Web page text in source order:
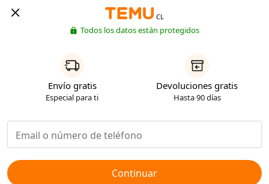
CL
Todos los datos están protegidos
Envío gratis
Especial para ti
Devoluciones gratis
Hasta 90 días
Continuar